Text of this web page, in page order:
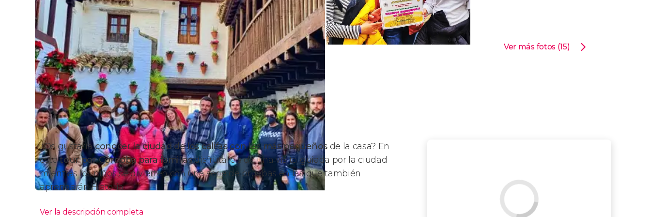
Ver más fotos (15)
¿Os gustaríaconocer la ciudad de los califas con los más pequeñosde la casa? En
estetour por Córdoba para familiasdisfrutaréis de una visita guiada por la ciudad
mientras los niños se divierten con una serie de pruebas en las que también
aprenderán Historia.
Ver la descripción completa